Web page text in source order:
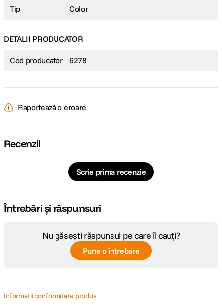
Tip Color
DETALII PRODUCATOR
Cod producator 6278
Raportează o eroare
Recenzii
Scrie prima recenzie
Întrebări și răspunsuri
Nu găsești răspunsul pe care îl cauți?
Pune o întrebare
Informatii conformitate produs